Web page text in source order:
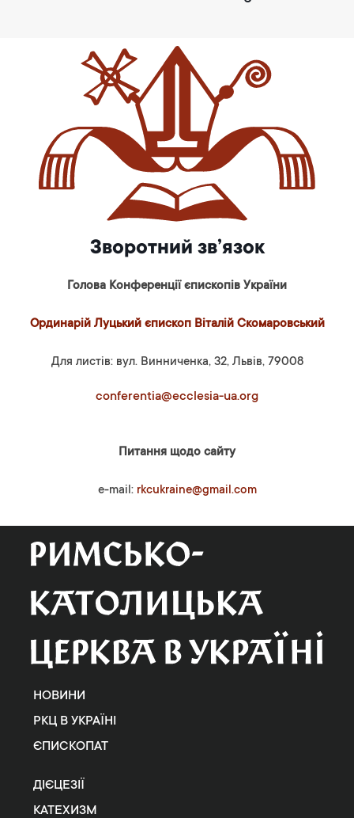
Зворотний зв’язок
Голова Конференції єпископів України
Ординарій Луцький єпископ Віталій Скомаровський
Для листів: вул. Винниченка, 32, Львів, 79008
conferentia@ecclesia-ua.org
Питання щодо сайту
e-mail: rkcukraine@gmail.com
НОВИНИ
РКЦ В УКРАЇНІ
ЄПИСКОПАТ
ДІЄЦЕЗІЇ
КАТЕХИЗМ